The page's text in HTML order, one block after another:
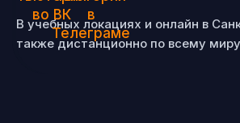
В учебных локациях и онлайн в
также дистанционно по всему